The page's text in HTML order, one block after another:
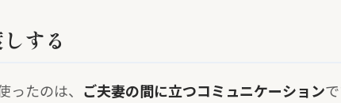
する
たのは、 ご夫妻の間に立つコミュニケーションで